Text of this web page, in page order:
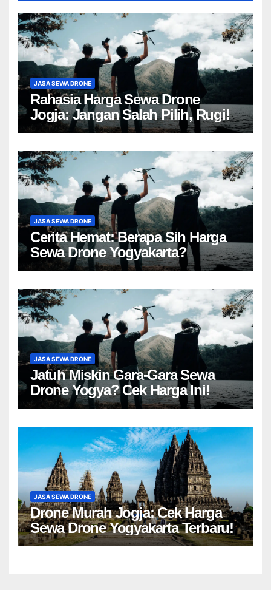
JASA SEWA DRONE
Rahasia Harga Sewa Drone
Jogja: Jangan Salah Pilih, Rugi!
JASA SEWA DRONE
Cerita Hemat: Berapa Sih Harga
Sewa Drone Yogyakarta?
JASA SEWA DRONE
Jatuh Miskin Gara-Gara Sewa
Drone Yogya? Cek Harga Ini!
JASA SEWA DRONE
Drone Murah Jogja: Cek Harga
Sewa Drone Yogyakarta Terbaru!